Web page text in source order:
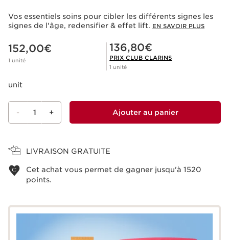
Vos essentiels soins pour cibler les différents signes les
signes de l'âge, redensifier & effet lift. EN SAVOIR PLUS
Nouveau prix 152,00€
152,00€
1 unité
Prix Club Clarins 136,80€
136,80€
PRIX CLUB CLARINS
1 unité
unit
- 1 + Ajouter au panier
LIVRAISON GRATUITE
Cet achat vous permet de gagner jusqu'à 1520
points.